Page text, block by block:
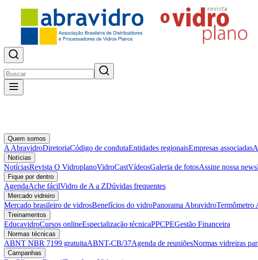
Quem somos
A AbravidroDiretoriaCódigo de condutaEntidades regionaisEmpresas associadas
Notícias
NotíciasRevista O VidroplanoVidroCastVídeosGaleria de fotosAssine nossa
Fique por dentro
AgendaAche fácilVidro de A a ZDúvidas frequentes
Mercado vidreiro
Mercado brasileiro de vidrosBenefícios do vidroPanorama AbravidroTermômetro
Treinamentos
EducavidroCursos onlineEspecialização técnicaPPCPEGestão Financeira
Normas técnicas
ABNT NBR 7199 gratuitaABNT-CB/37Agenda de reuniõesNormas vidreiras
Campanhas